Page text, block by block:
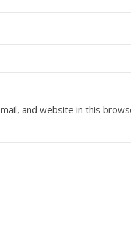
and website in this